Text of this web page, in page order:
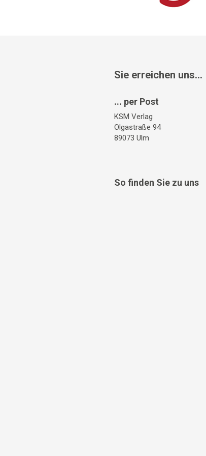
Sie erreichen uns...
... per Post
KSM Verlag
Olgastraße 94
89073 Ulm
So finden Sie zu uns